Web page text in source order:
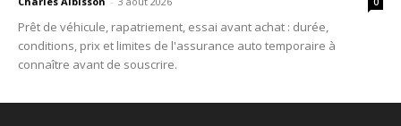
Prêt de véhicule, rapatriement, essai avant achat : durée,
conditions, prix et limites de l'assurance auto temporaire à
connaître avant de souscrire.